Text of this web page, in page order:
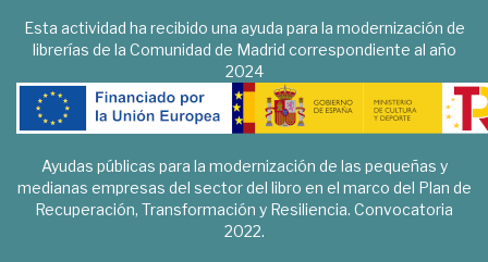
Esta actividad ha recibido una ayuda para la modernización de
librerías de la Comunidad de Madrid correspondiente al año
2024
Ayudas públicas para la modernización de las pequeñas y
medianas empresas del sector del libro en el marco del Plan de
Recuperación, Transformación y Resiliencia. Convocatoria
2022.